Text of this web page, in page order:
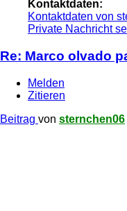
Kontaktdaten:
Kontaktdaten von
Private Nachricht
Re: Marco olvado
Melden
Zitieren
Beitrag von sternchen06